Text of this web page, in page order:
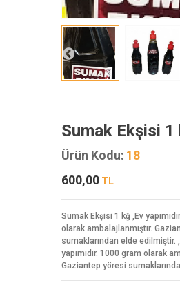
Sumak Ekşisi 1
Ürün Kodu: 18
600,00 TL
Sumak Ekşisi 1 kğ ,Ev
olarak ambalajlanmıştır.
sumaklarından elde edilmiştir.
yapımıdır. 1000 gram olarak
Gaziantep yöresi